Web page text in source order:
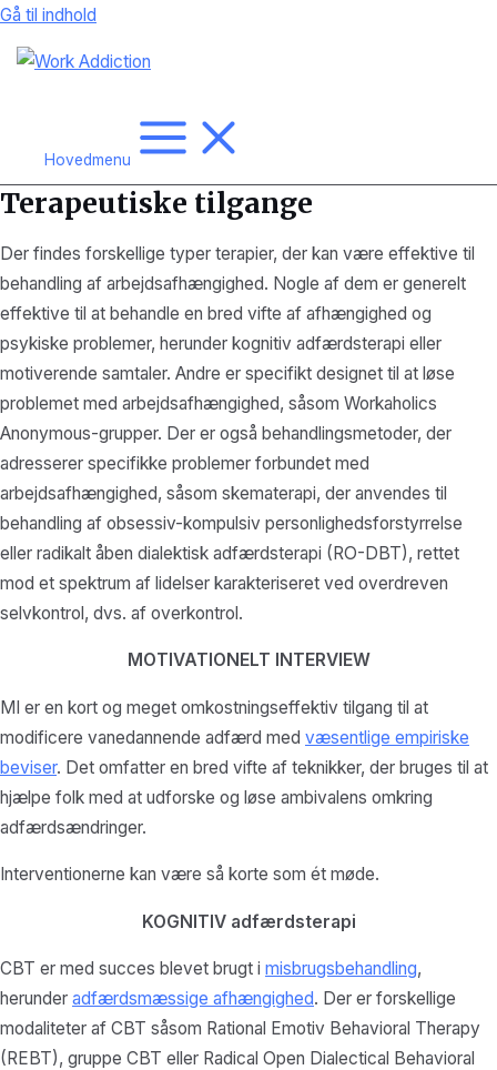
Gå til indhold
Hovedmenu
Terapeutiske tilgange
Der findes forskellige typer terapier, der kan være effektive til
behandling af arbejdsafhængighed. Nogle af dem er generelt
effektive til at behandle en bred vifte af afhængighed og
psykiske problemer, herunder kognitiv adfærdsterapi eller
motiverende samtaler. Andre er specifikt designet til at løse
problemet med arbejdsafhængighed, såsom Workaholics
Anonymous-grupper. Der er også behandlingsmetoder, der
adresserer specifikke problemer forbundet med
arbejdsafhængighed, såsom skematerapi, der anvendes til
behandling af obsessiv-kompulsiv personlighedsforstyrrelse
eller radikalt åben dialektisk adfærdsterapi (RO-DBT), rettet
mod et spektrum af lidelser karakteriseret ved overdreven
selvkontrol, dvs. af overkontrol.
MOTIVATIONELT INTERVIEW
MI er en kort og meget omkostningseffektiv tilgang til at
modificere vanedannende adfærd med væsentlige empiriske
beviser. Det omfatter en bred vifte af teknikker, der bruges til at
hjælpe folk med at udforske og løse ambivalens omkring
adfærdsændringer.
Interventionerne kan være så korte som ét møde.
KOGNITIV adfærdsterapi
CBT er med succes blevet brugt i misbrugsbehandling,
herunder adfærdsmæssige afhængighed. Der er forskellige
modaliteter af CBT såsom Rational Emotiv Behavioral Therapy
(REBT), gruppe CBT eller Radical Open Dialectical Behavioral